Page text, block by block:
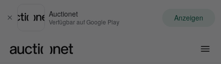
Schließen
Auctionet
Verfügbar auf Google Play Anzeigen